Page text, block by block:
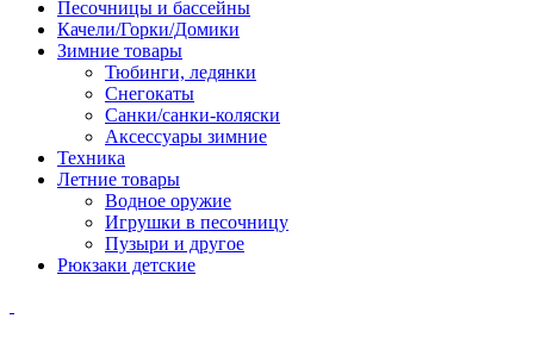
Песочницы и бассейны
Качели/Горки/Домики
Зимние товары
Тюбинги, ледянки
Снегокаты
Санки/санки-коляски
Аксессуары зимние
Техника
Летние товары
Водное оружие
Игрушки в песочницу
Пузыри и другое
Рюкзаки детские